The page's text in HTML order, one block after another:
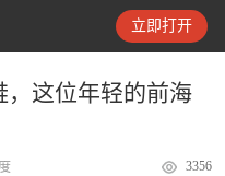
立即打开
，这位年轻的前海
3356